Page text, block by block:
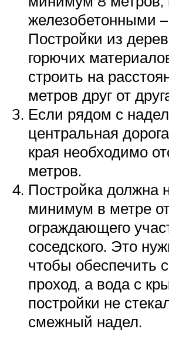
железобетонными
Постройки из
горючих
строить на
метров друг от
Если рядом с
центральная
края необходимо
метров.
Постройка должна
минимум в метре
ограждающего
соседского. Это
чтобы обеспечить
проход, а вода с
постройки не
смежный надел.